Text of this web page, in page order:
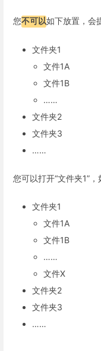
您不可以如下放置，会
文件夹1
文件1A
文件1B
……
文件夹2
文件夹3
……
您可以打开“文件夹1”，
文件夹1
文件1A
文件1B
……
文件X
文件夹2
文件夹3
……